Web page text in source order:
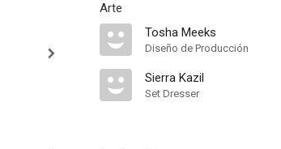
Arte
Tosha Meeks
Diseño de Producción
Sierra Kazil
Set Dresser